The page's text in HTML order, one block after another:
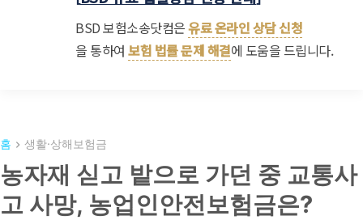
BSD 보험소송닷컴은유료 온라인 상담 신청
을 통하여보험 법률 문제 해결에 도움을 드립니다.
홈 생활·상해보험금
농자재 싣고 밭으로 가던 중 교통사
고 사망, 농업인안전보험금은?